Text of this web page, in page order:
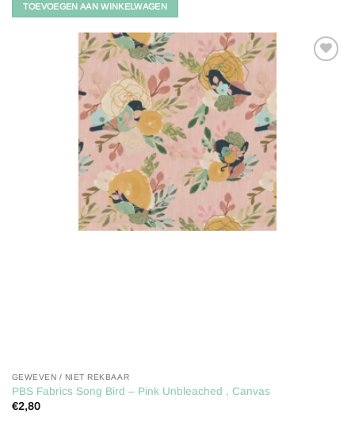
TOEVOEGEN AAN WINKELWAGEN
GEWEVEN / NIET REKBAAR
PBS Fabrics Song Bird – Pink Unbleached , Canvas
€2,80